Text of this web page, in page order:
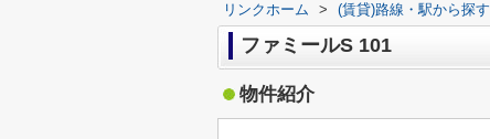
リンクホーム > (賃貸)路線・駅から探す
ファミールS 101
物件紹介